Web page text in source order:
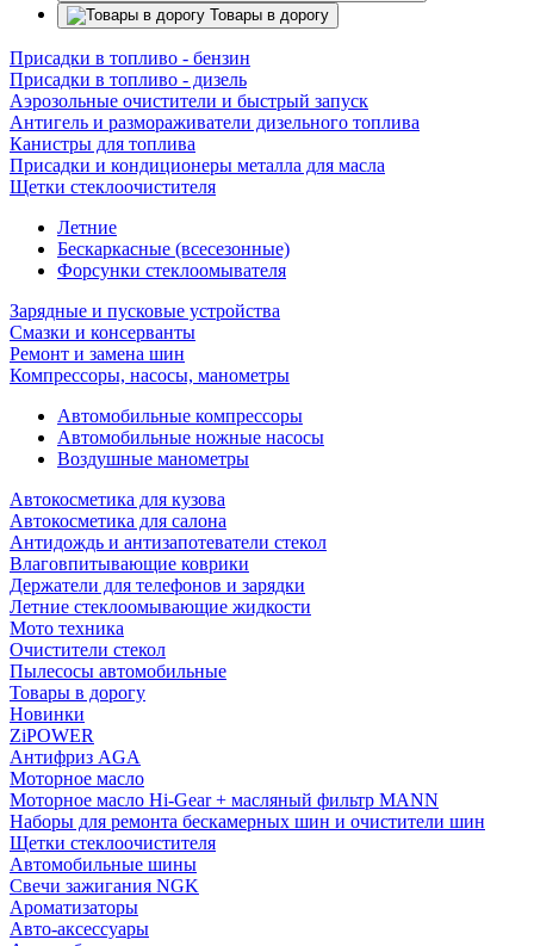
Товары в дорогу
Присадки в топливо - бензин
Присадки в топливо - дизель
Аэрозольные очистители и быстрый запуск
Антигель и размораживатели дизельного топлива
Канистры для топлива
Присадки и кондиционеры металла для масла
Щетки стеклоочистителя
Летние
Бескаркасные (всесезонные)
Форсунки стеклоомывателя
Зарядные и пусковые устройства
Смазки и консерванты
Ремонт и замена шин
Компрессоры, насосы, манометры
Автомобильные компрессоры
Автомобильные ножные насосы
Воздушные манометры
Автокосметика для кузова
Автокосметика для салона
Антидождь и антизапотеватели стекол
Влаговпитывающие коврики
Держатели для телефонов и зарядки
Летние стеклоомывающие жидкости
Мото техника
Очистители стекол
Пылесосы автомобильные
Товары в дорогу
Новинки
ZiPOWER
Антифриз AGA
Моторное масло
Моторное масло Hi-Gear + масляный фильтр MANN
Наборы для ремонта бескамерных шин и очистители шин
Щетки стеклоочистителя
Автомобильные шины
Свечи зажигания NGK
Ароматизаторы
Авто-аксессуары